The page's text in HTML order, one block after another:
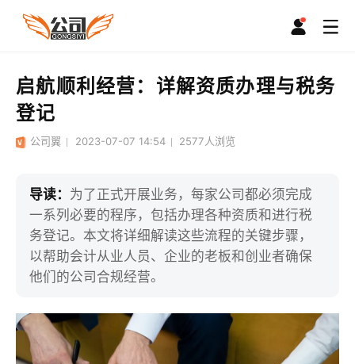
启航顺利经营：详解资质办理与税务
登记
公司翼 2023-07-07 14:54 2577人浏览
导读： 为了正式开展业务，每家公司都必须完成
一系列必要的程序，包括办理各种资质和进行税
务登记。本文将详细解读这些流程的关键步骤，
以帮助会计从业人员、企业的老板和创业者确保
他们的公司合规经营。